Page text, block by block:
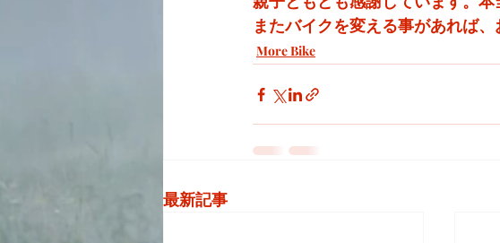
またバイクを変える事があれば
More Bike
最新記事